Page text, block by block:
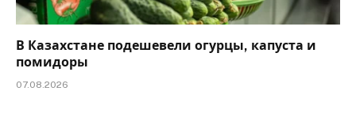
В Казахстане подешевели огурцы, капуста и
помидоры
07.08.2026